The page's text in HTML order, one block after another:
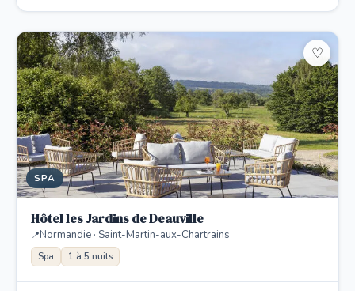
SPA
♡
Hôtel les Jardins de Deauville
Normandie · Saint-Martin-aux-Chartrains
Spa 1 à 5 nuits